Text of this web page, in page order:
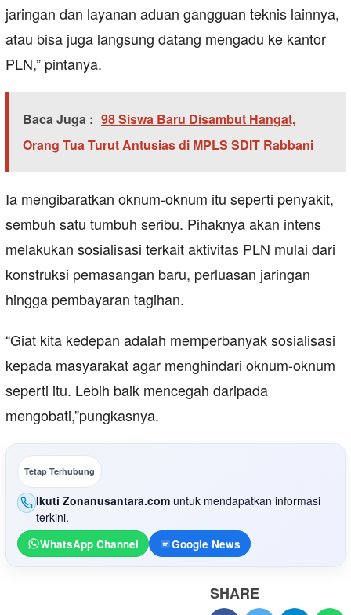
jaringan dan layanan aduan gangguan teknis lainnya,
atau bisa juga langsung datang mengadu ke kantor
PLN,” pintanya.
Baca Juga : 98 Siswa Baru Disambut Hangat,
Orang Tua Turut Antusias di MPLS SDIT Rabbani
Ia mengibaratkan oknum-oknum itu seperti penyakit,
sembuh satu tumbuh seribu. Pihaknya akan intens
melakukan sosialisasi terkait aktivitas PLN mulai dari
konstruksi pemasangan baru, perluasan jaringan
hingga pembayaran tagihan.
“Giat kita kedepan adalah memperbanyak sosialisasi
kepada masyarakat agar menghindari oknum-oknum
seperti itu. Lebih baik mencegah daripada
mengobati,”pungkasnya.
Tetap Terhubung
Ikuti Zonanusantara.com untuk mendapatkan informasi
terkini.
WhatsApp Channel Google News
SHARE